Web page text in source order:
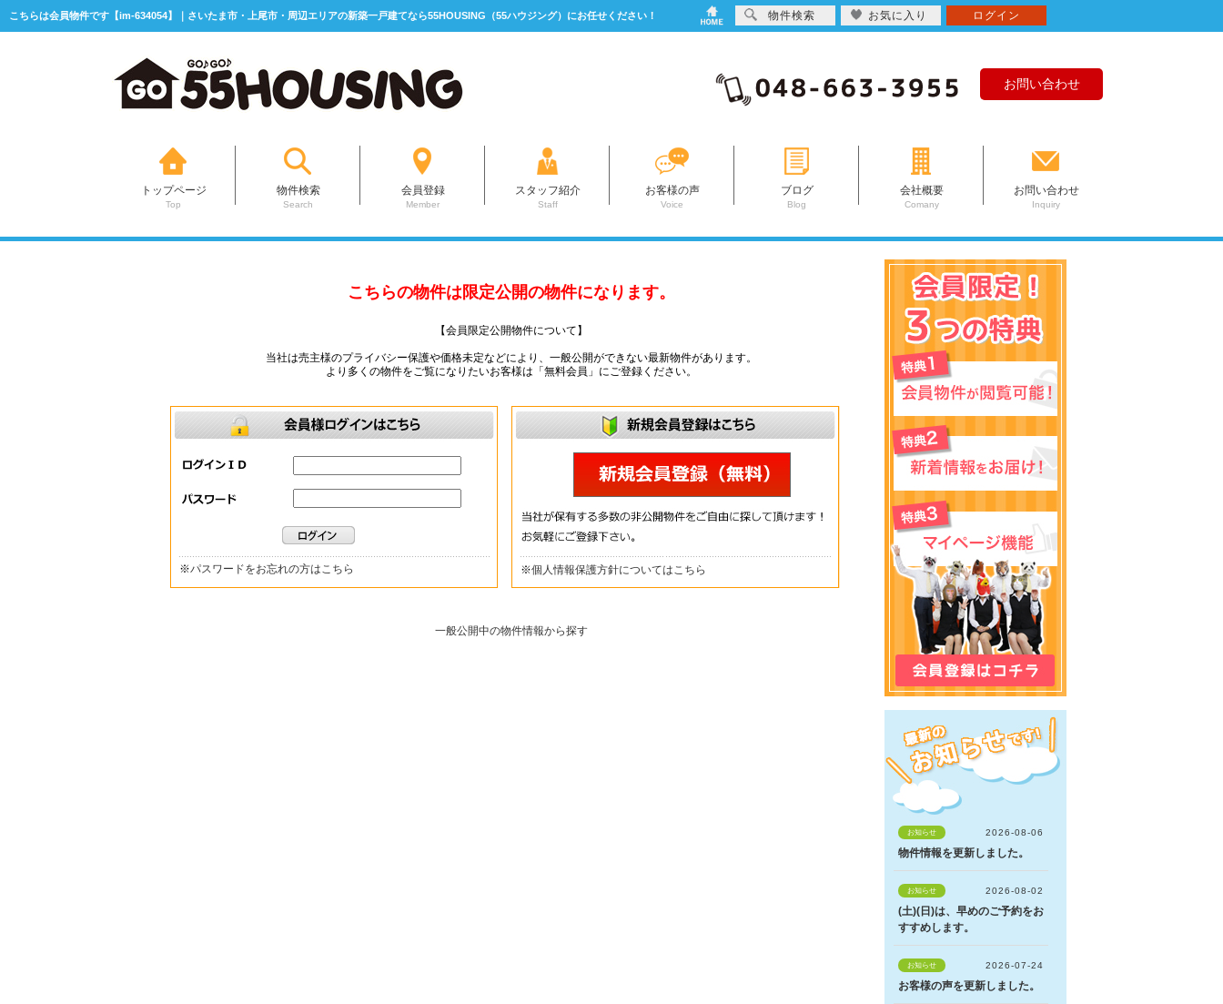
こちらは会員物件です【im-634054】｜さいたま市・上尾市・周辺エリアの新築一戸建てなら55HOUSING（55ハウジング）にお任せください！
お問い合わせ
トップページ
Top
物件検索
Search
会員登録
Member
スタッフ紹介
Staff
お客様の声
Voice
ブログ
Blog
会社概要
Comany
お問い合わせ
Inquiry
こちらの物件は限定公開の物件になります。
【会員限定公開物件について】
当社は売主様のプライバシー保護や価格未定などにより、一般公開ができない最新物件があります。
より多くの物件をご覧になりたいお客様は「無料会員」にご登録ください。
※パスワードをお忘れの方はこちら ※個人情報保護方針についてはこちら
一般公開中の物件情報から探す
物件検索 お気に入り ログイン